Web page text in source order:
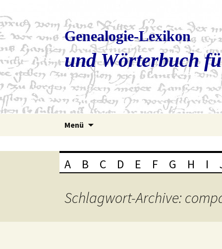
Genealogie-Lexikon
und Wörterbuch
Menü
A B C D E F G H I
Schlagwort-Archive: